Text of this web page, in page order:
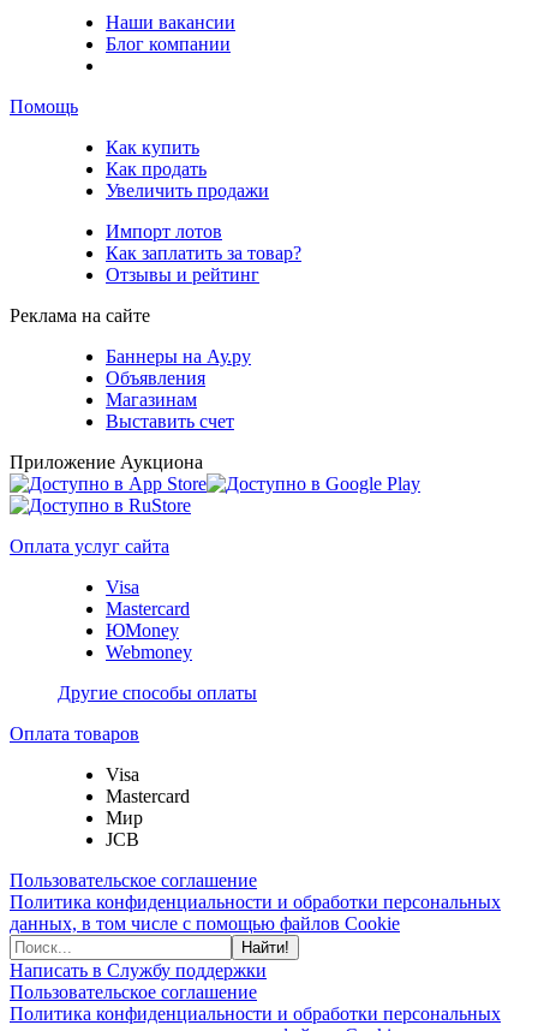
Наши вакансии
Блог компании
Помощь
Как купить
Как продать
Увеличить продажи
Импорт лотов
Как заплатить за товар?
Отзывы и рейтинг
Реклама на сайте
Баннеры на Ау.ру
Объявления
Магазинам
Выставить счет
Приложение Аукциона
Оплата услуг сайта
Visa
Mastercard
ЮMoney
Webmoney
Другие способы оплаты
Оплата товаров
Visa
Mastercard
Мир
JCB
Пользовательское соглашение
Политика конфиденциальности и обработки персональных
данных, в том числе с помощью файлов Cookie
Найти!
Написать в Службу поддержки
Пользовательское соглашение
Политика конфиденциальности и обработки персональных